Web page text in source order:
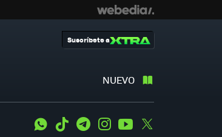
NUEVO
Suscríbete a
WhatsApp
Tiktok TelegramInstagramYoutube